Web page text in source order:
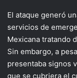
El ataque generó
servicios de
Mexicana tratando
Sin embargo, a
presentaba signos
que se cubriera el